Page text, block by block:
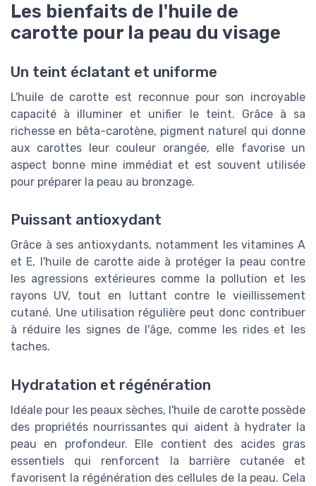
Les bienfaits de l'huile de
carotte pour la peau du visage
Un teint éclatant et uniforme
L'huile de carotte est reconnue pour son incroyable
capacité à illuminer et unifier le teint. Grâce à sa
richesse en bêta-carotène, pigment naturel qui donne
aux carottes leur couleur orangée, elle favorise un
aspect bonne mine immédiat et est souvent utilisée
pour préparer la peau au bronzage.
Puissant antioxydant
Grâce à ses antioxydants, notamment les vitamines A
et E, l'huile de carotte aide à protéger la peau contre
les agressions extérieures comme la pollution et les
rayons UV, tout en luttant contre le vieillissement
cutané. Une utilisation régulière peut donc contribuer
à réduire les signes de l'âge, comme les rides et les
taches.
Hydratation et régénération
Idéale pour les peaux sèches, l'huile de carotte possède
des propriétés nourrissantes qui aident à hydrater la
peau en profondeur. Elle contient des acides gras
essentiels qui renforcent la barrière cutanée et
favorisent la régénération des cellules de la peau. Cela